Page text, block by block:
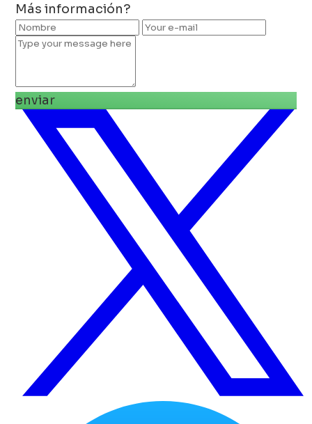
Más información?
enviar